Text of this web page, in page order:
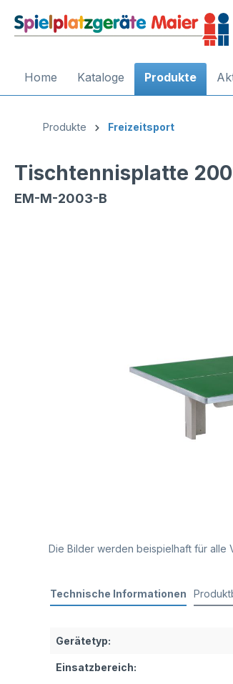
Home Kataloge Produkte
Produkte Freizeitsport
Tischtennisplatte
EM-M-2003-B
Die Bilder werden beispielhaft für alle
Technische Informationen
Gerätetyp:
Einsatzbereich: